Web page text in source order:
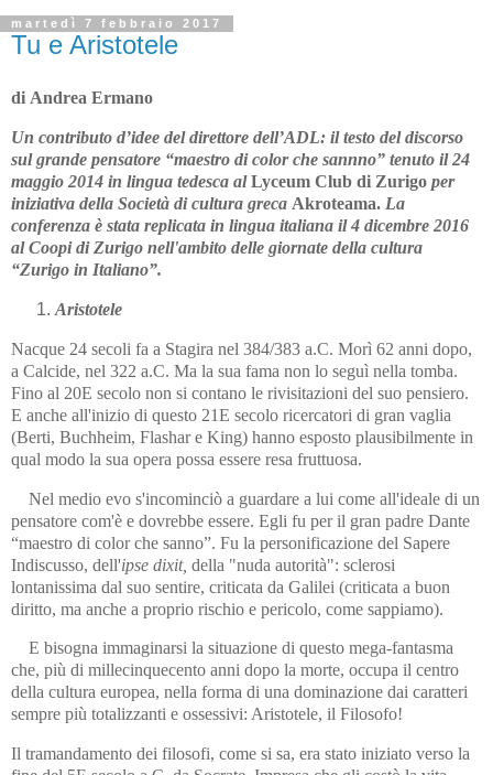
martedì 7 febbraio 2017
Tu e Aristotele
di Andrea Ermano
Un contributo d’idee del direttore dell’ADL: il testo del discorso
sul grande pensatore “maestro di color che sannno” tenuto il 24
maggio 2014 in lingua tedesca alLyceum Club di Zurigo per
iniziativa della Società di cultura greca Akroteama. La
conferenza è stata replicata in lingua italiana il 4 dicembre 2016
al Coopi di Zurigo nell'ambito delle giornate della cultura
“Zurigo in Italiano”.
Aristotele
Nacque 24 secoli fa a Stagira nel 384/383 a.C. Morì 62 anni dopo,
a Calcide, nel 322 a.C. Ma la sua fama non lo seguì nella tomba.
Fino al 20E secolo non si contano le rivisitazioni del suo pensiero.
E anche all'inizio di questo 21E secolo ricercatori di gran vaglia
(Berti, Buchheim, Flashar e King) hanno esposto plausibilmente in
qual modo la sua opera possa essere resa fruttuosa.
Nel medio evo s'incominciò a guardare a lui come all'ideale di un
pensatore com'è e dovrebbe essere. Egli fu per il gran padre Dante
“maestro di color che sanno”. Fu la personificazione del Sapere
Indiscusso, dell'ipse dixit, della "nuda autorità": sclerosi
lontanissima dal suo sentire, criticata da Galilei (criticata a buon
diritto, ma anche a proprio rischio e pericolo, come sappiamo).
E bisogna immaginarsi la situazione di questo mega‑fantasma
che, più di millecinquecento anni dopo la morte, occupa il centro
della cultura europea, nella forma di una dominazione dai caratteri
sempre più totalizzanti e ossessivi: Aristotele, il Filosofo!
Il tramandamento dei filosofi, come si sa, era stato iniziato verso la